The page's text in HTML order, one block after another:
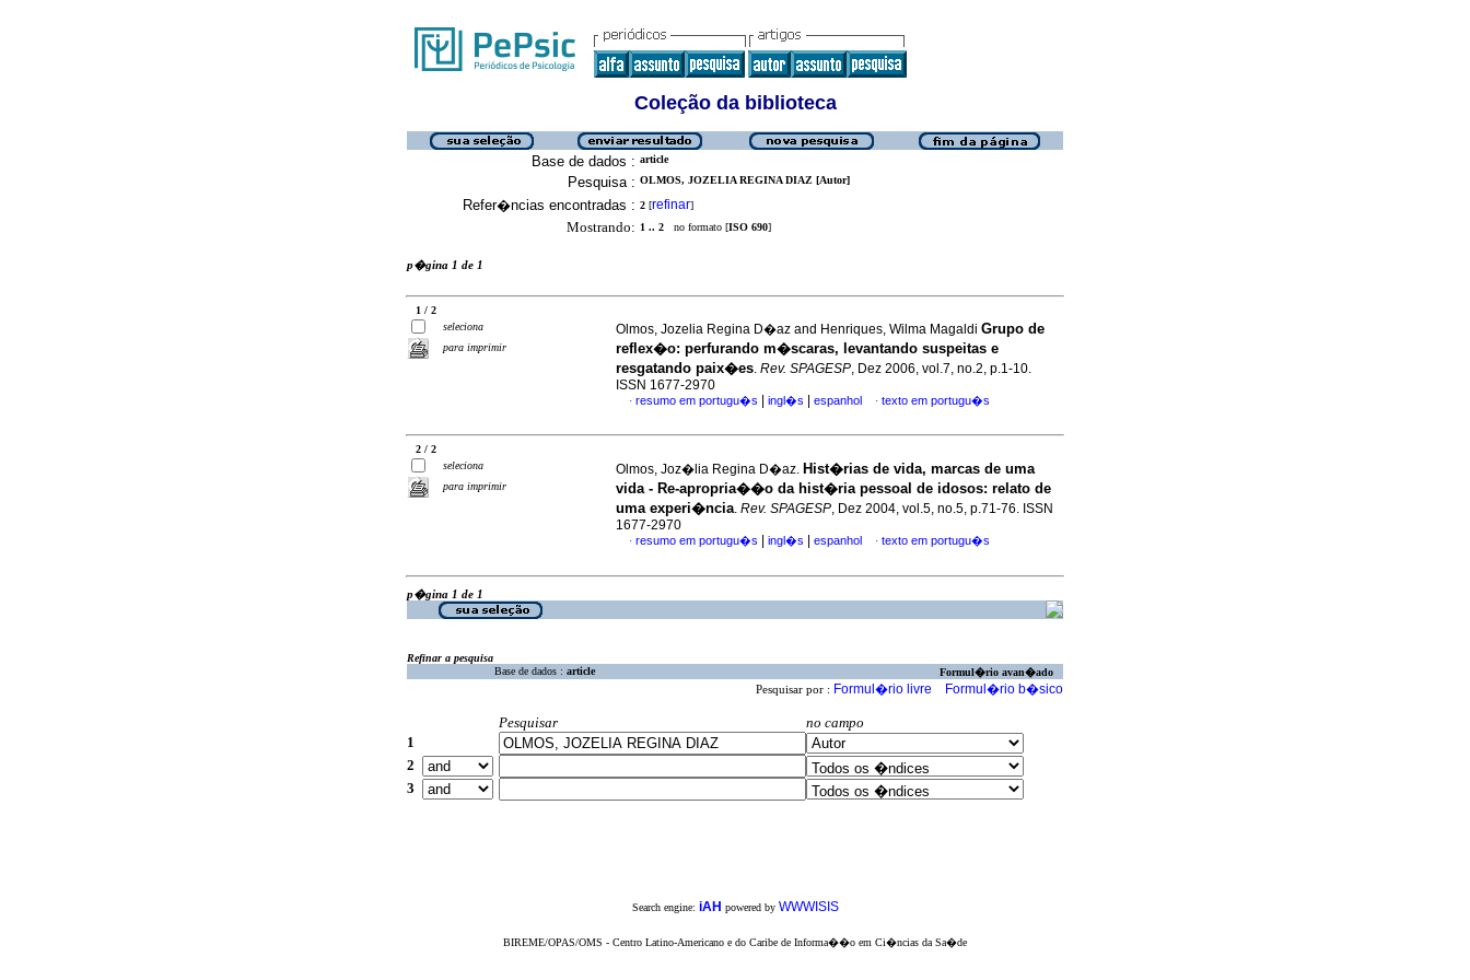
Coleção da biblioteca
Base de dados : article
Pesquisa : OLMOS, JOZELIA REGINA DIAZ [Autor]
Refer�ncias encontradas : 2 [refinar]
Mostrando: 1 .. 2 no formato [ISO 690]
p�gina 1 de 1
1 / 2
seleciona
para imprimir
Olmos, Jozelia Regina D�az and Henriques, Wilma Magaldi Grupo de
reflex�o: perfurando m�scaras, levantando suspeitas e
resgatando paix�es. Rev. SPAGESP, Dez 2006, vol.7, no.2, p.1-10.
ISSN 1677-2970
· resumo em portugu�s ingl�s espanhol · texto em portugu�s
2 / 2
seleciona
para imprimir
Olmos, Joz�lia Regina D�az. Hist�rias de vida, marcas de uma
vida - Re-apropria��o da hist�ria pessoal de idosos: relato de
uma experi�ncia. Rev. SPAGESP, Dez 2004, vol.5, no.5, p.71-76. ISSN
1677-2970
· resumo em portugu�s ingl�s espanhol · texto em portugu�s
p�gina 1 de 1
Refinar a pesquisa
Base de dados : article Formul�rio avan�ado
Pesquisar por : Formul�rio livre Formul�rio b�sico
Pesquisar
no campo
1
2
3
Search engine: iAH powered by WWWISIS
BIREME/OPAS/OMS - Centro Latino-Americano e do Caribe de Informa��o em Ci�ncias da Sa�de